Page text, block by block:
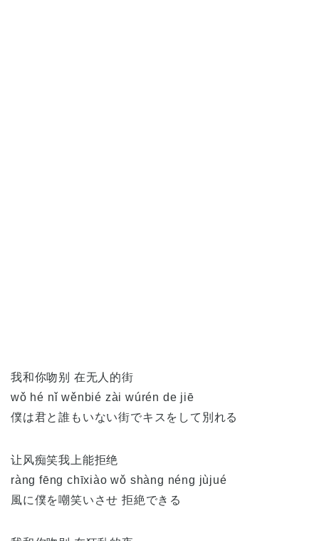
我和你吻别 在无人的街
wǒ hé nǐ wěnbié zài wúrén de jiē
僕は君と誰もいない街でキスをして別れる
让风痴笑我上能拒绝
ràng fēng chīxiào wǒ shàng néng jùjué
風に僕を嘲笑いさせ 拒絶できる